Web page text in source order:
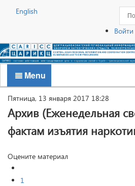
English
Войти
Menu
Пятница, 13 января 2017 18:28
Архив (Еженедельная
фактам изъятия
Оцените материал
1